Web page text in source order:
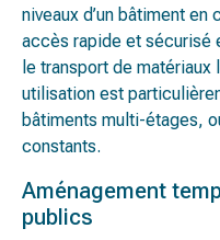
niveaux d’un bâtiment
accès rapide et sécurisé
le transport de
utilisation est
bâtiments multi-étages,
constants​.
Aménagement
publics